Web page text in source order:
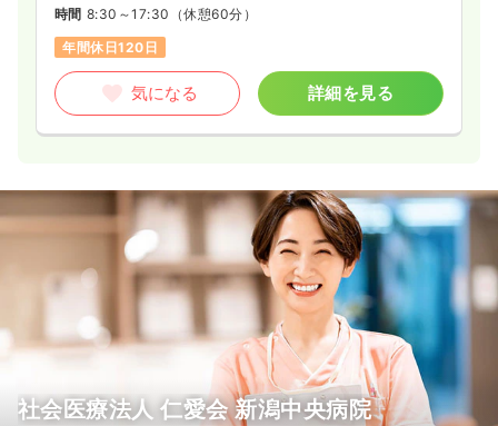
時間 8:30～17:30 （休憩60分）
年間休日120日
気になる 詳細を見る
社会医療法人 仁愛会 新潟中央病院